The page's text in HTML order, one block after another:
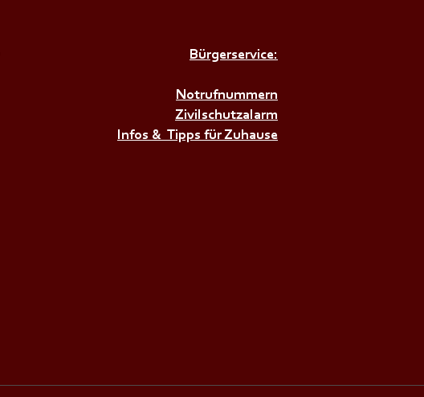
Bürgerservice:
Notrufnummern
Zivilschutzalarm
Infos & Tipps für Zuhause